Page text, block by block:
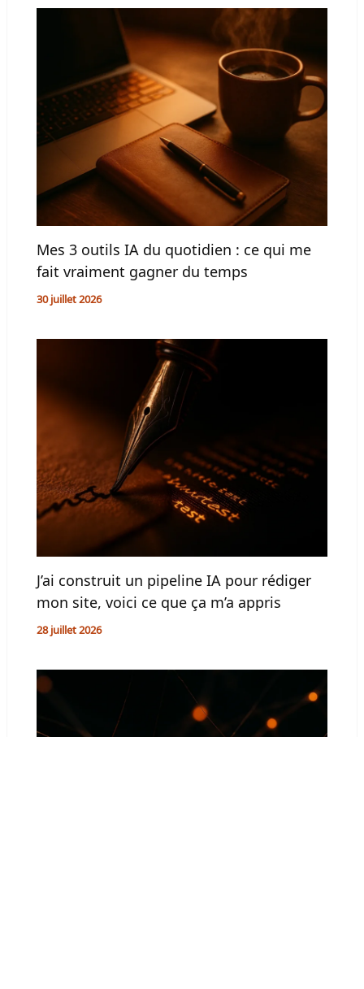
Mes 3 outils IA du quotidien : ce qui me
fait vraiment gagner du temps
30 juillet 2026
J’ai construit un pipeline IA pour rédiger
mon site, voici ce que ça m’a appris
28 juillet 2026